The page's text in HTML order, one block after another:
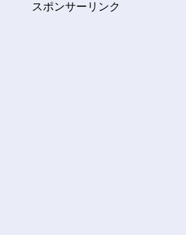
スポンサーリンク